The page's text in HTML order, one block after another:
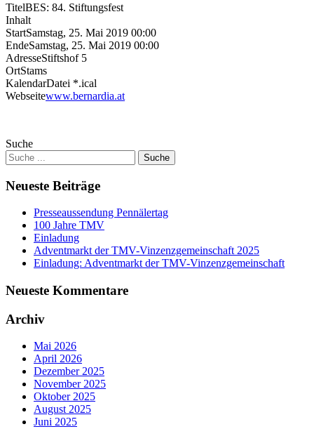
TitelBES: 84. Stiftungsfest
Inhalt
StartSamstag, 25. Mai 2019 00:00
EndeSamstag, 25. Mai 2019 00:00
AdresseStiftshof 5
OrtStams
KalendarDatei *.ical
Webseitewww.bernardia.at
Suche
Neueste Beiträge
Presseaussendung Pennälertag
100 Jahre TMV
Einladung
Adventmarkt der TMV-Vinzenzgemeinschaft 2025
Einladung: Adventmarkt der TMV-Vinzenzgemeinschaft
Neueste Kommentare
Archiv
Mai 2026
April 2026
Dezember 2025
November 2025
Oktober 2025
August 2025
Juni 2025